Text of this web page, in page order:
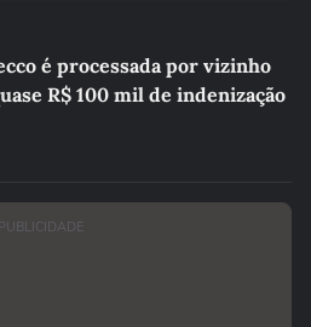
é processada por vizinho
R$ 100 mil de indenização
PUBLICIDADE